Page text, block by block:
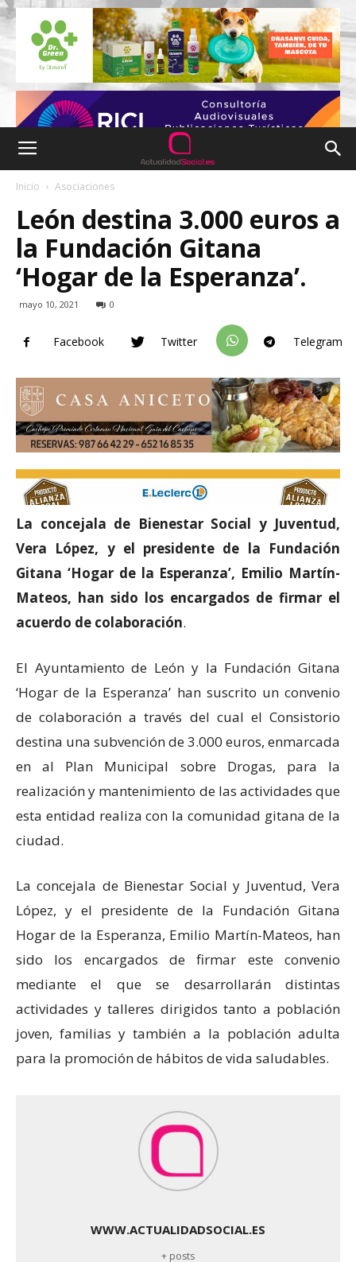
Inicio Asociaciones
León destina 3.000 euros a
la Fundación Gitana
‘Hogar de la Esperanza’.
mayo 10, 2021 0
Facebook Twitter Telegram
La concejala de Bienestar Social y Juventud,
Vera López, y el presidente de la Fundación
Gitana ‘Hogar de la Esperanza’, Emilio Martín-
Mateos, han sido los encargados de firmar el
acuerdo de colaboración.
El Ayuntamiento de León y la Fundación Gitana
‘Hogar de la Esperanza’ han suscrito un convenio
de colaboración a través del cual el Consistorio
destina una subvención de 3.000 euros, enmarcada
en al Plan Municipal sobre Drogas, para la
realización y mantenimiento de las actividades que
esta entidad realiza con la comunidad gitana de la
ciudad.
La concejala de Bienestar Social y Juventud, Vera
López, y el presidente de la Fundación Gitana
Hogar de la Esperanza, Emilio Martín-Mateos, han
sido los encargados de firmar este convenio
mediante el que se desarrollarán distintas
actividades y talleres dirigidos tanto a población
joven, familias y también a la población adulta
para la promoción de hábitos de vida saludables.
WWW.ACTUALIDADSOCIAL.ES
+ posts